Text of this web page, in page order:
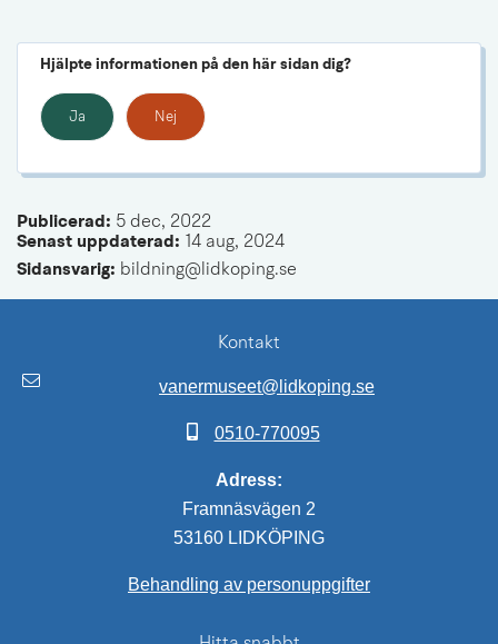
Hjälpte informationen på den här sidan dig?
Ja Nej
Publicerad: 5 dec, 2022
Senast uppdaterad:
14 aug, 2024
Sidansvarig: bildning@lidkoping.se
Kontakt
vanermuseet@lidkoping.se
0510-770095
Adress:
Framnäsvägen 2
53160 LIDKÖPING
Behandling av personuppgifter